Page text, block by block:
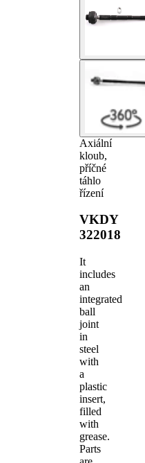
Axiální
kloub,
příčné
táhlo
řízení
VKDY
322018
It
includes
an
integrated
ball
joint
in
steel
with
a
plastic
insert,
filled
with
grease.
Parts